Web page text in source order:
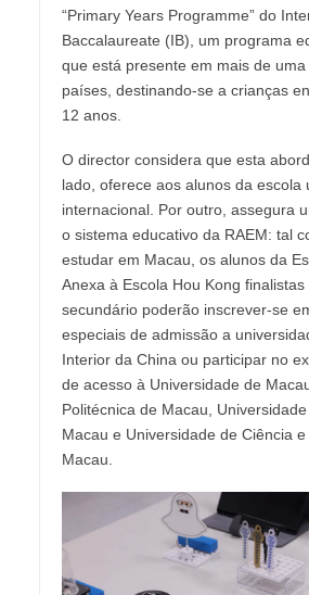
“Primary Years Programme” do
Baccalaureate (IB), um programa
que está presente em mais de
países, destinando-se a crianças
12 anos.
O director considera que esta
lado, oferece aos alunos da escola
internacional. Por outro, assegura
o sistema educativo da RAEM: tal
estudar em Macau, os alunos da
Anexa à Escola Hou Kong
secundário poderão inscrever-se
especiais de admissão a
Interior da China ou participar no
de acesso à Universidade de
Politécnica de Macau,
Macau e Universidade de Ciência
Macau.